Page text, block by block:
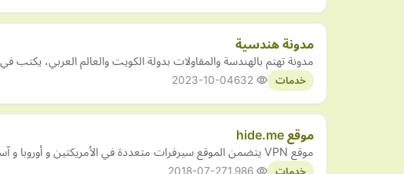
مدونة هندسية
مدونة تهتم بالهندسة والمقاولات بدولة الكويت والعالم العربي،
خدمات 2023-10-04
موقع hide.me
موقع VPN يتضمن الموقع سيرفرات متعددة في الأمريكتين و أوروبا و آسيا تمكنك من الوصول إلى مواقع المحظورة و برامج التليفزيون التي تقيّدها دولتك.
خدمات 2018-07-27